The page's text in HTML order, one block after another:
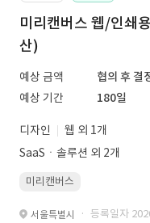
미리캔버스 웹/인쇄
산)
예상 금액
협의 후 결
예상 기간
180일
디자인
웹 외 1개
SaaSㆍ솔루션 외 2개
미리캔버스
서울특별시 · 등록일자